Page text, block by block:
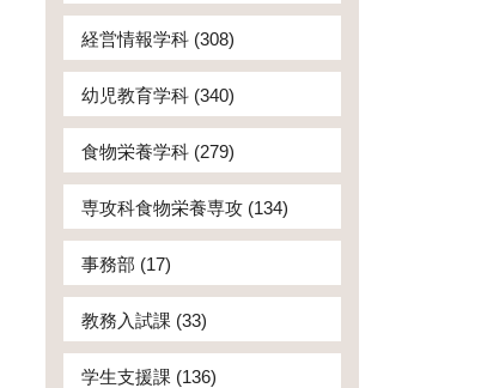
経営情報学科 (308)
幼児教育学科 (340)
食物栄養学科 (279)
専攻科食物栄養専攻 (134)
事務部 (17)
教務入試課 (33)
学生支援課 (136)